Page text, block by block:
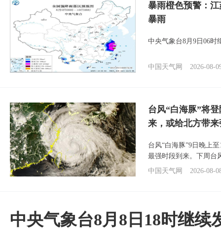
暴雨橙色预警：
暴雨
中央气象台8月9日06时
中国天气网 2026-08-
台风“白海豚”将
来，或给北方带
台风“白海豚”9日晚上
最强时段到来。下周台
中国天气网
2026-08-
中央气象台8月8日18时继续